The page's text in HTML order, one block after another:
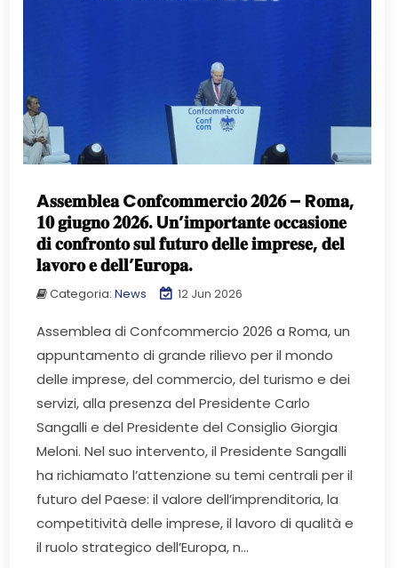
A𝐬𝐬𝐞𝐦𝐛𝐥𝐞𝐚 C𝐨𝐧𝐟𝐜𝐨𝐦𝐦𝐞𝐫𝐜𝐢𝐨 𝟐𝟎𝟐𝟔 – R𝐨𝐦𝐚,
𝟏𝟎 𝐠𝐢𝐮𝐠𝐧𝐨 𝟐𝟎𝟐𝟔. U𝐧’𝐢𝐦𝐩𝐨𝐫𝐭𝐚𝐧𝐭𝐞 𝐨𝐜𝐜𝐚𝐬𝐢𝐨𝐧𝐞
𝐝𝐢 𝐜𝐨𝐧𝐟𝐫𝐨𝐧𝐭𝐨 𝐬𝐮𝐥 𝐟𝐮𝐭𝐮𝐫𝐨 𝐝𝐞𝐥𝐥𝐞 𝐢𝐦𝐩𝐫𝐞𝐬𝐞, 𝐝𝐞𝐥
𝐥𝐚𝐯𝐨𝐫𝐨 𝐞 𝐝𝐞𝐥𝐥’E𝐮𝐫𝐨𝐩𝐚.
Categoria:News 12 Jun 2026
Assemblea di Confcommercio 2026 a Roma, un
appuntamento di grande rilievo per il mondo
delle imprese, del commercio, del turismo e dei
servizi, alla presenza del Presidente Carlo
Sangalli e del Presidente del Consiglio Giorgia
Meloni. Nel suo intervento, il Presidente Sangalli
ha richiamato l’attenzione su temi centrali per il
futuro del Paese: il valore dell’imprenditoria, la
competitività delle imprese, il lavoro di qualità e
il ruolo strategico dell’Europa, n...